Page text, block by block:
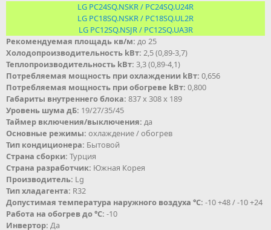
LG PC24SQ.NSKR / PC24SQ.U24R
LG PC18SQ.NSKR / PC18SQ.UL2R
LG PC12SQ.NSJR / PC12SQ.UA3R
Рекомендуемая площадь кв/м: до 25
Холодопроизводительность kВт: 2,5 (0,89-3,7)
Теплопроизводительность kВт: 3,3 (0,89-4,1)
Потребляемая мощность при охлаждении kВт: 0,656
Потребляемая мощность при обогреве kВт: 0,800
Габариты внутреннего блока: 837 x 308 x 189
Уровень шума дБ: 19/27/35/45
Таймер включения/выключения: да
Основные режимы: охлаждение / обогрев
Тип кондиционера: Бытовой
Страна сборки: Турция
Страна разработчик: Южная Корея
Производитель: Lg
Тип хладагента: R32
Допустимая температура наружного воздуха °С: -10 +48 / -10 +24
Работа на обогрев до °С: -10
Инвертор: Да